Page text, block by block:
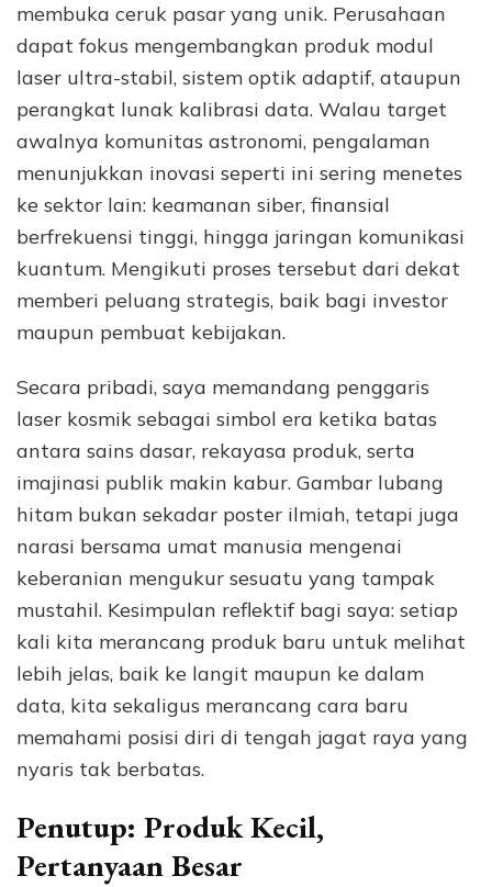
membuka ceruk pasar yang unik. Perusahaan
dapat fokus mengembangkan produk modul
laser ultra-stabil, sistem optik adaptif, ataupun
perangkat lunak kalibrasi data. Walau target
awalnya komunitas astronomi, pengalaman
menunjukkan inovasi seperti ini sering menetes
ke sektor lain: keamanan siber, finansial
berfrekuensi tinggi, hingga jaringan komunikasi
kuantum. Mengikuti proses tersebut dari dekat
memberi peluang strategis, baik bagi investor
maupun pembuat kebijakan.
Secara pribadi, saya memandang penggaris
laser kosmik sebagai simbol era ketika batas
antara sains dasar, rekayasa produk, serta
imajinasi publik makin kabur. Gambar lubang
hitam bukan sekadar poster ilmiah, tetapi juga
narasi bersama umat manusia mengenai
keberanian mengukur sesuatu yang tampak
mustahil. Kesimpulan reflektif bagi saya: setiap
kali kita merancang produk baru untuk melihat
lebih jelas, baik ke langit maupun ke dalam
data, kita sekaligus merancang cara baru
memahami posisi diri di tengah jagat raya yang
nyaris tak berbatas.
Penutup: Produk Kecil,
Pertanyaan Besar